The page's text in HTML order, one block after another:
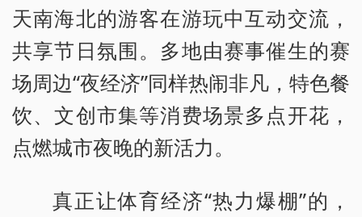
天南海北的游客在游玩中互动交流，
共享节日氛围。多地由赛事催生的赛
场周边“夜经济”同样热闹非凡，特色餐
饮、文创市集等消费场景多点开花，
点燃城市夜晚的新活力。
真正让体育经济“热力爆棚”的，